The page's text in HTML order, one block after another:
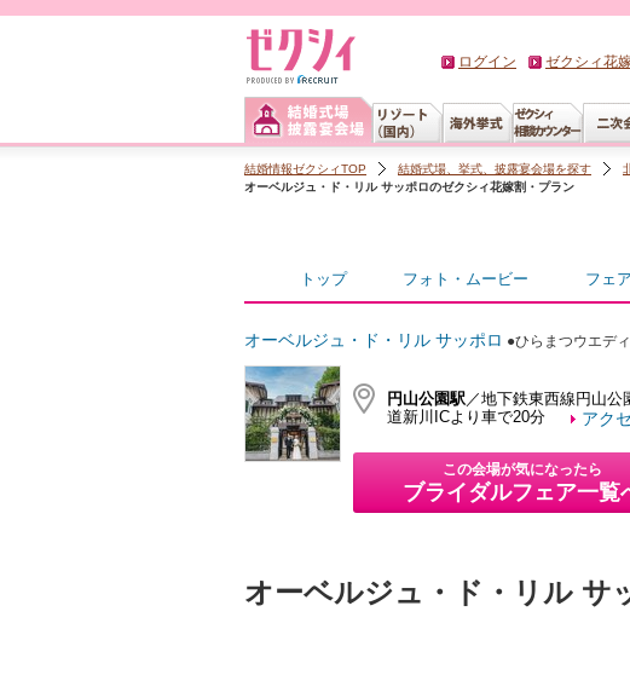
ログイン ゼクシィ花
結婚情報ゼクシィTOP 結婚式場、挙式、披露宴会場を探す
オーベルジュ・ド・リル サッポロのゼクシィ花嫁割・プラン
トップ フォト・ムービー フェア
オーベルジュ・ド・リル サッポロ ●ひらまつウエデ
円山公園駅／地下鉄東西線円山
道新川ICより車で20分
アク
この会場が気になったら
ブライダルフェア一覧
オーベルジュ・ド・リル サ